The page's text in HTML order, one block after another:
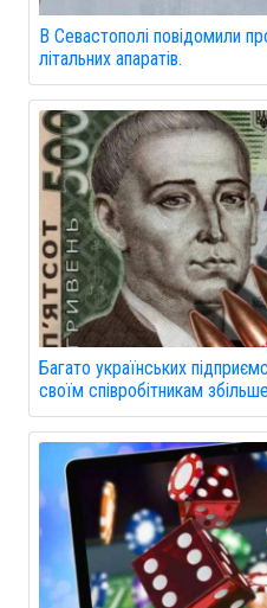
В Севастополі повідомили
літальних апаратів.
Багато українських
своїм співробітникам